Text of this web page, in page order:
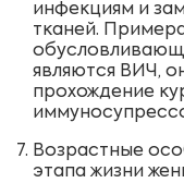
инфекциям и
тканей.
являются ВИЧ,
прохождение
Возрастные
этапа жизни